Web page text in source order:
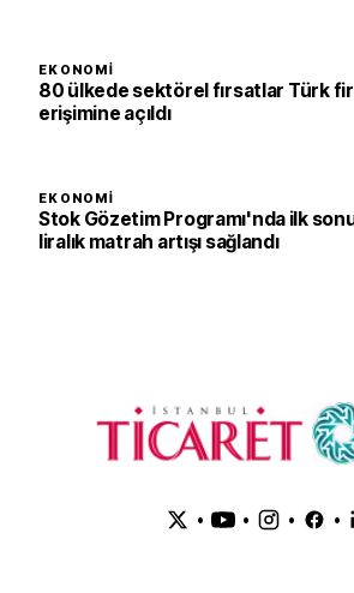
EKONOMI
80 ülkede sektörel fırsatlar Türk
erişimine açıldı
EKONOMI
Stok Gözetim Programı'nda ilk
liralık matrah artışı sağlandı
• • • •